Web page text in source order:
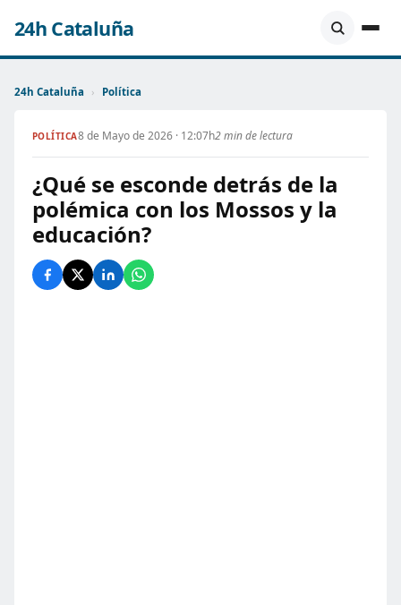
24h Cataluña
24h Cataluña › Política
POLÍTICA8 de Mayo de 2026 · 12:07h2 min de lectura
¿Qué se esconde detrás de la
polémica con los Mossos y la
educación?